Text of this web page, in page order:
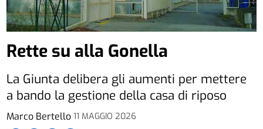
Marco Bertello 11 MAGGIO 2026
Rette su alla Gonella
La Giunta delibera gli aumenti per mettere
a bando la gestione della casa di riposo